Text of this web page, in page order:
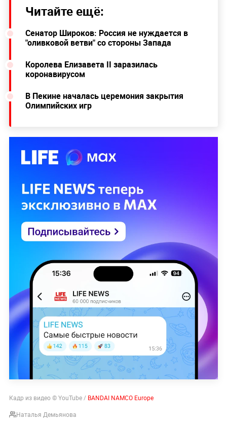
Читайте ещё:
Сенатор Широков: Россия не нуждается в
"оливковой ветви" со стороны Запада
Королева Елизавета II заразилась
коронавирусом
В Пекине началась церемония закрытия
Олимпийских игр
Кадр из видео © YouTube / BANDAI NAMCO Europe
Наталья Демьянова